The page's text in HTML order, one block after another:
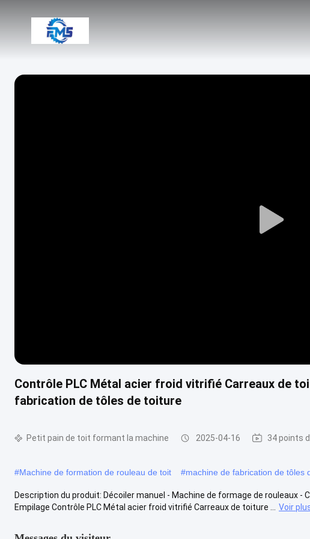
Play
Contrôle PLC Métal acier froid vitrifié Carreaux de
fabrication de tôles de toiture
Petit pain de toit formant la machine 2025-04-16 34 points
#Machine de formation de rouleau de toit #machine de fabrication de tôles
Description du produit: Décoiler manuel - Machine de formage de rouleaux -
Empilage Contrôle PLC Métal acier froid vitrifié Carreaux de toiture ...
Voir